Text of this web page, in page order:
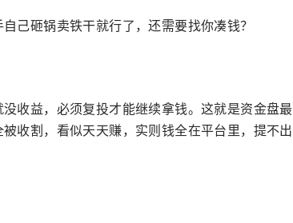
己砸锅卖铁干就行了，还需要找你凑钱？
收益，必须复投才能继续拿钱。这就是资金盘最
收割，看似天天赚，实则钱全在平台里，提不出